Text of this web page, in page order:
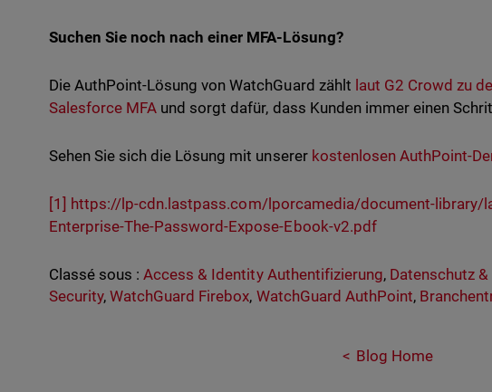
Suchen Sie noch nach einer MFA-Lösung?
Die AuthPoint-Lösung von WatchGuard zählt laut G2 Crowd zu
Salesforce MFA und sorgt dafür, dass Kunden immer einen
Sehen Sie sich die Lösung mit unserer kostenlosen AuthPoint-
[1] https://lp-cdn.lastpass.com/lporcamedia/document-
Enterprise-The-Password-Expose-Ebook-v2.pdf
Classé sous : Access & Identity Authentifizierung, Datenschutz
Security,WatchGuard Firebox, WatchGuard AuthPoint,
Blog Home